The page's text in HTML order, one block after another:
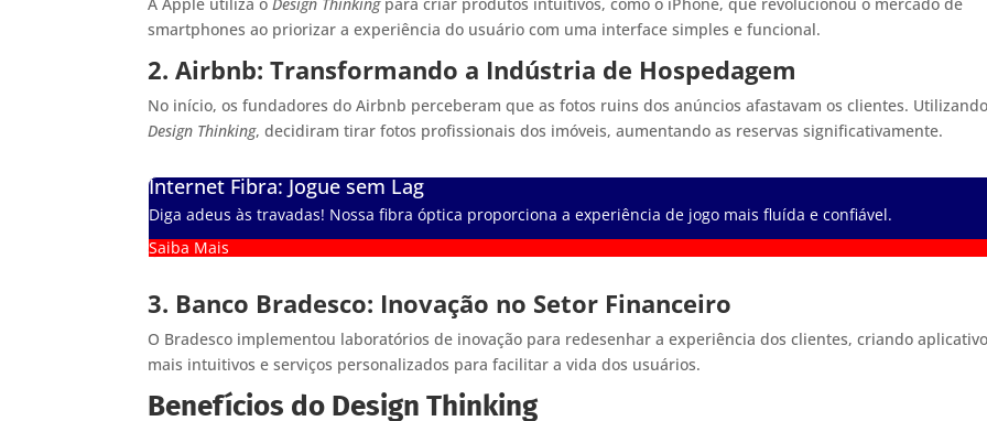
A Apple utiliza oDesign Thinkingpara criar produtos intuitivos, como o iPhone, que revolucionou o mercado de
smartphones ao priorizar a experiência do usuário com uma interface simples e funcional.
2. Airbnb: Transformando a Indústria de Hospedagem
No início, os fundadores do Airbnb perceberam que as fotos ruins dos anúncios afastavam os clientes.
Design Thinking, decidiram tirar fotos profissionais dos imóveis, aumentando as reservas significativamente.
Internet Fibra: Jogue sem Lag
Diga adeus às travadas! Nossa fibra óptica proporciona a experiência de jogo mais fluída e confiável.
Saiba Mais
3. Banco Bradesco: Inovação no Setor Financeiro
O Bradesco implementou laboratórios de inovação para redesenhar a experiência dos clientes, criando
mais intuitivos e serviços personalizados para facilitar a vida dos usuários.
Benefícios do Design Thinking